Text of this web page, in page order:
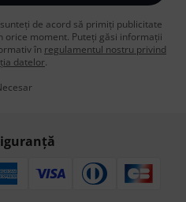
de acord să primiți publicitate
orice moment. Puteți găsi informații
în regulamentul nostru privind
datelor.